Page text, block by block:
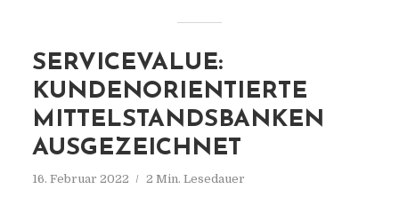
SERVICEVALUE:
KUNDENORIENTIERTE
MITTELSTANDSBANKEN
AUSGEZEICHNET
16. Februar 2022 2 Min. Lesedauer